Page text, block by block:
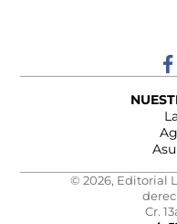
© 2026, Editorial
Cr.